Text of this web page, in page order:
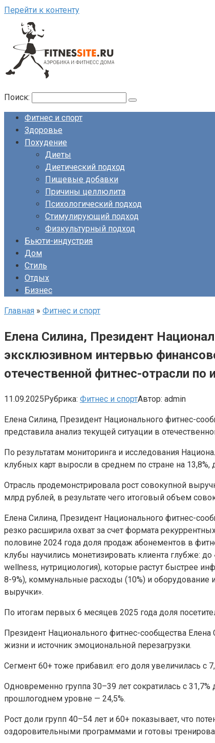
Перейти к контенту
Поиск:
Фитнес и спорт
Здоровье
Похудение
Диеты
Диетический подход
Пищевые добавки
Причины целлюлита
Психологический подход
Стимулирующий подход
Физкультурный подход
Бьюти-индустрия
Дом
Стиль
Отдых
Бизнес
Главная » Фитнес и спорт
Елена Силина, Президент
эксклюзивном интервью
отечественной фитнес-отрасли по
11.09.2025Рубрика: Фитнес и спортАвтор: admin
Елена Силина, Президент Национального фитнес-
представила анализ текущей ситуации в
По результатам мониторинга и исследования
клубных карт выросли в среднем по стране на
Отрасль продемонстрировала рост совокупной
млрд рублей, в результате чего итоговый объем
Елена Силина, Президент Национального фитнес-
резко расширила охват за счет формата
половине 2024 года доля продаж абонементов в
клубы научились монетизировать клиента глубже:
wellness, нутрициология), которые растут быстрее
8-9%), коммунальные расходы (10%) и оборудование
выручки».
По итогам первых 6 месяцев 2025 года доля
Президент Национального фитнес-сообщества Елена
жизни и источник эмоциональной перезагрузки.
Сегмент 60+ тоже прибавил: его доля увеличилась с
Одновременно группа 30–39 лет сократилась с
прошлогоднем уровне — 24,5%.
Рост доли групп 40–54 лет и 60+ показывает, что
оздоровительными программами и готовы